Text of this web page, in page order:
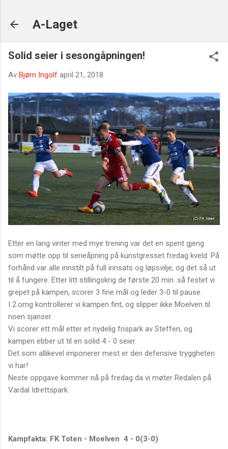
A-Laget
Solid seier i sesongåpningen!
Av Bjørn Ingolf april 21, 2018
Etter en lang vinter med mye trening var det en spent gjeng
som møtte opp til serieåpning på kunstgresset fredag kveld. På
forhånd var alle innstilt på full innsats og løpsvilje, og det så ut
til å fungere. Etter litt stillingskrig de første 20 min. så festet vi
grepet på kampen, scorer 3 fine mål og leder 3-0 til pause.
I 2.omg kontrollerer vi kampen fint, og slipper ikke Moelven til
noen sjanser.
Vi scorer ett mål etter et nydelig frispark av Steffen, og
kampen ebber ut til en solid 4 - 0 seier.
Det som allikevel imponerer mest er den defensive tryggheten
vi har!
Neste oppgave kommer nå på fredag da vi møter Redalen på
Vardal Idrettspark.
Kampfakta: FK Toten - Moelven 4 - 0(3-0)